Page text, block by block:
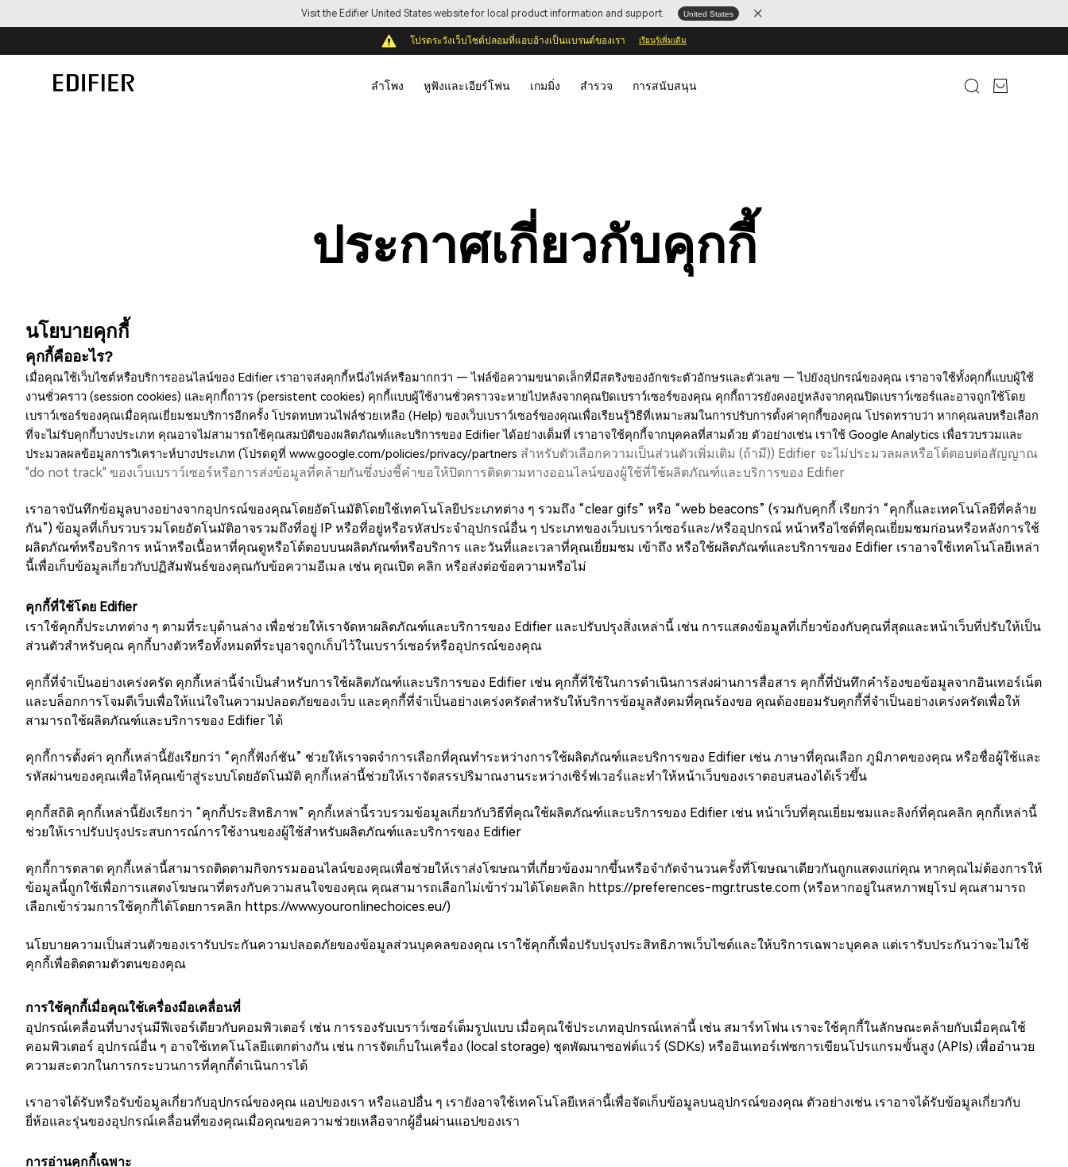
Visit the Edifier United States website for local product information and support. United States
โปรดระวังเว็บไซต์ปลอมที่แอบอ้างเป็นแบรนด์ของเรา เรียนรู้เพิ่มเติม
ลำโพง หูฟังและเอียร์โฟน เกมมิ่ง สำรวจ การสนับสนุน
ประกาศเกี่ยวกับคุกกี้
นโยบายคุกกี้
คุกกี้คืออะไร?
เมื่อคุณใช้เว็บไซต์หรือบริการออนไลน์ของ Edifier เราอาจส่งคุกกี้หนึ่งไฟล์หรือมากกว่า — ไฟล์ข้อความขนาดเล็กที่มีสตริงของอักขระตัวอักษรและตัวเลข — ไปยังอุปกรณ์ของคุณ เราอาจใช้ทั้งคุกกี้แบบผู้ใช้
งานชั่วคราว (session cookies) และคุกกี้ถาวร (persistent cookies) คุกกี้แบบผู้ใช้งานชั่วคราวจะหายไปหลังจากคุณปิดเบราว์เซอร์ของคุณ คุกกี้ถาวรยังคงอยู่หลังจากคุณปิดเบราว์เซอร์และอาจถูกใช้โดย
เบราว์เซอร์ของคุณเมื่อคุณเยี่ยมชมบริการอีกครั้ง โปรดทบทวนไฟล์ช่วยเหลือ (Help) ของเว็บเบราว์เซอร์ของคุณเพื่อเรียนรู้วิธีที่เหมาะสมในการปรับการตั้งค่าคุกกี้ของคุณ โปรดทราบว่า หากคุณลบหรือเลือก
ที่จะไม่รับคุกกี้บางประเภท คุณอาจไม่สามารถใช้คุณสมบัติของผลิตภัณฑ์และบริการของ Edifier ได้อย่างเต็มที่ เราอาจใช้คุกกี้จากบุคคลที่สามด้วย ตัวอย่างเช่น เราใช้ Google Analytics เพื่อรวบรวมและ
ประมวลผลข้อมูลการวิเคราะห์บางประเภท (โปรดดูที่ www.google.com/policies/privacy/partners สำหรับตัวเลือกความเป็นส่วนตัวเพิ่มเติม (ถ้ามี)) Edifier จะไม่ประมวลผลหรือโต้ตอบต่อสัญญาณ
"do not track" ของเว็บเบราว์เซอร์หรือการส่งข้อมูลที่คล้ายกันซึ่งบ่งชี้คำขอให้ปิดการติดตามทางออนไลน์ของผู้ใช้ที่ใช้ผลิตภัณฑ์และบริการของ Edifier
เราอาจบันทึกข้อมูลบางอย่างจากอุปกรณ์ของคุณโดยอัตโนมัติโดยใช้เทคโนโลยีประเภทต่าง ๆ รวมถึง “clear gifs” หรือ “web beacons” (รวมกับคุกกี้ เรียกว่า “คุกกี้และเทคโนโลยีที่คล้าย
กัน”) ข้อมูลที่เก็บรวบรวมโดยอัตโนมัติอาจรวมถึงที่อยู่ IP หรือที่อยู่หรือรหัสประจำอุปกรณ์อื่น ๆ ประเภทของเว็บเบราว์เซอร์และ/หรืออุปกรณ์ หน้าหรือไซต์ที่คุณเยี่ยมชมก่อนหรือหลังการใช้
ผลิตภัณฑ์หรือบริการ หน้าหรือเนื้อหาที่คุณดูหรือโต้ตอบบนผลิตภัณฑ์หรือบริการ และวันที่และเวลาที่คุณเยี่ยมชม เข้าถึง หรือใช้ผลิตภัณฑ์และบริการของ Edifier เราอาจใช้เทคโนโลยีเหล่า
นี้เพื่อเก็บข้อมูลเกี่ยวกับปฏิสัมพันธ์ของคุณกับข้อความอีเมล เช่น คุณเปิด คลิก หรือส่งต่อข้อความหรือไม่
คุกกี้ที่ใช้โดย Edifier
เราใช้คุกกี้ประเภทต่าง ๆ ตามที่ระบุด้านล่าง เพื่อช่วยให้เราจัดหาผลิตภัณฑ์และบริการของ Edifier และปรับปรุงสิ่งเหล่านี้ เช่น การแสดงข้อมูลที่เกี่ยวข้องกับคุณที่สุดและหน้าเว็บที่ปรับให้เป็น
ส่วนตัวสำหรับคุณ คุกกี้บางตัวหรือทั้งหมดที่ระบุอาจถูกเก็บไว้ในเบราว์เซอร์หรืออุปกรณ์ของคุณ
คุกกี้ที่จำเป็นอย่างเคร่งครัด คุกกี้เหล่านี้จำเป็นสำหรับการใช้ผลิตภัณฑ์และบริการของ Edifier เช่น คุกกี้ที่ใช้ในการดำเนินการส่งผ่านการสื่อสาร คุกกี้ที่บันทึกคำร้องขอข้อมูลจากอินเทอร์เน็ต
และบล็อกการโจมตีเว็บเพื่อให้แน่ใจในความปลอดภัยของเว็บ และคุกกี้ที่จำเป็นอย่างเคร่งครัดสำหรับให้บริการข้อมูลสังคมที่คุณร้องขอ คุณต้องยอมรับคุกกี้ที่จำเป็นอย่างเคร่งครัดเพื่อให้
สามารถใช้ผลิตภัณฑ์และบริการของ Edifier ได้
คุกกี้การตั้งค่า คุกกี้เหล่านี้ยังเรียกว่า “คุกกี้ฟังก์ชัน” ช่วยให้เราจดจำการเลือกที่คุณทำระหว่างการใช้ผลิตภัณฑ์และบริการของ Edifier เช่น ภาษาที่คุณเลือก ภูมิภาคของคุณ หรือชื่อผู้ใช้และ
รหัสผ่านของคุณเพื่อให้คุณเข้าสู่ระบบโดยอัตโนมัติ คุกกี้เหล่านี้ช่วยให้เราจัดสรรปริมาณงานระหว่างเซิร์ฟเวอร์และทำให้หน้าเว็บของเราตอบสนองได้เร็วขึ้น
คุกกี้สถิติ คุกกี้เหล่านี้ยังเรียกว่า “คุกกี้ประสิทธิภาพ” คุกกี้เหล่านี้รวบรวมข้อมูลเกี่ยวกับวิธีที่คุณใช้ผลิตภัณฑ์และบริการของ Edifier เช่น หน้าเว็บที่คุณเยี่ยมชมและลิงก์ที่คุณคลิก คุกกี้เหล่านี้
ช่วยให้เราปรับปรุงประสบการณ์การใช้งานของผู้ใช้สำหรับผลิตภัณฑ์และบริการของ Edifier
คุกกี้การตลาด คุกกี้เหล่านี้สามารถติดตามกิจกรรมออนไลน์ของคุณเพื่อช่วยให้เราส่งโฆษณาที่เกี่ยวข้องมากขึ้นหรือจำกัดจำนวนครั้งที่โฆษณาเดียวกันถูกแสดงแก่คุณ หากคุณไม่ต้องการให้
ข้อมูลนี้ถูกใช้เพื่อการแสดงโฆษณาที่ตรงกับความสนใจของคุณ คุณสามารถเลือกไม่เข้าร่วมได้โดยคลิก https://preferences-mgr.truste.com (หรือหากอยู่ในสหภาพยุโรป คุณสามารถ
เลือกเข้าร่วมการใช้คุกกี้ได้โดยการคลิก https://www.youronlinechoices.eu/)
นโยบายความเป็นส่วนตัวของเรารับประกันความปลอดภัยของข้อมูลส่วนบุคคลของคุณ เราใช้คุกกี้เพื่อปรับปรุงประสิทธิภาพเว็บไซต์และให้บริการเฉพาะบุคคล แต่เรารับประกันว่าจะไม่ใช้
คุกกี้เพื่อติดตามตัวตนของคุณ
การใช้คุกกี้เมื่อคุณใช้เครื่องมือเคลื่อนที่
อุปกรณ์เคลื่อนที่บางรุ่นมีฟีเจอร์เดียวกับคอมพิวเตอร์ เช่น การรองรับเบราว์เซอร์เต็มรูปแบบ เมื่อคุณใช้ประเภทอุปกรณ์เหล่านี้ เช่น สมาร์ทโฟน เราจะใช้คุกกี้ในลักษณะคล้ายกับเมื่อคุณใช้
คอมพิวเตอร์ อุปกรณ์อื่น ๆ อาจใช้เทคโนโลยีแตกต่างกัน เช่น การจัดเก็บในเครื่อง (local storage) ชุดพัฒนาซอฟต์แวร์ (SDKs) หรืออินเทอร์เฟซการเขียนโปรแกรมขั้นสูง (APIs) เพื่ออำนวย
ความสะดวกในการกระบวนการที่คุกกี้ดำเนินการได้
เราอาจได้รับหรือรับข้อมูลเกี่ยวกับอุปกรณ์ของคุณ แอปของเรา หรือแอปอื่น ๆ เรายังอาจใช้เทคโนโลยีเหล่านี้เพื่อจัดเก็บข้อมูลบนอุปกรณ์ของคุณ ตัวอย่างเช่น เราอาจได้รับข้อมูลเกี่ยวกับ
ยี่ห้อและรุ่นของอุปกรณ์เคลื่อนที่ของคุณเมื่อคุณขอความช่วยเหลือจากผู้อื่นผ่านแอปของเรา
การอ่านคุกกี้เฉพาะ